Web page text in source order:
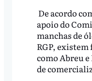
De acordo
apoio do
manchas de
RGP,
como Abreu
de